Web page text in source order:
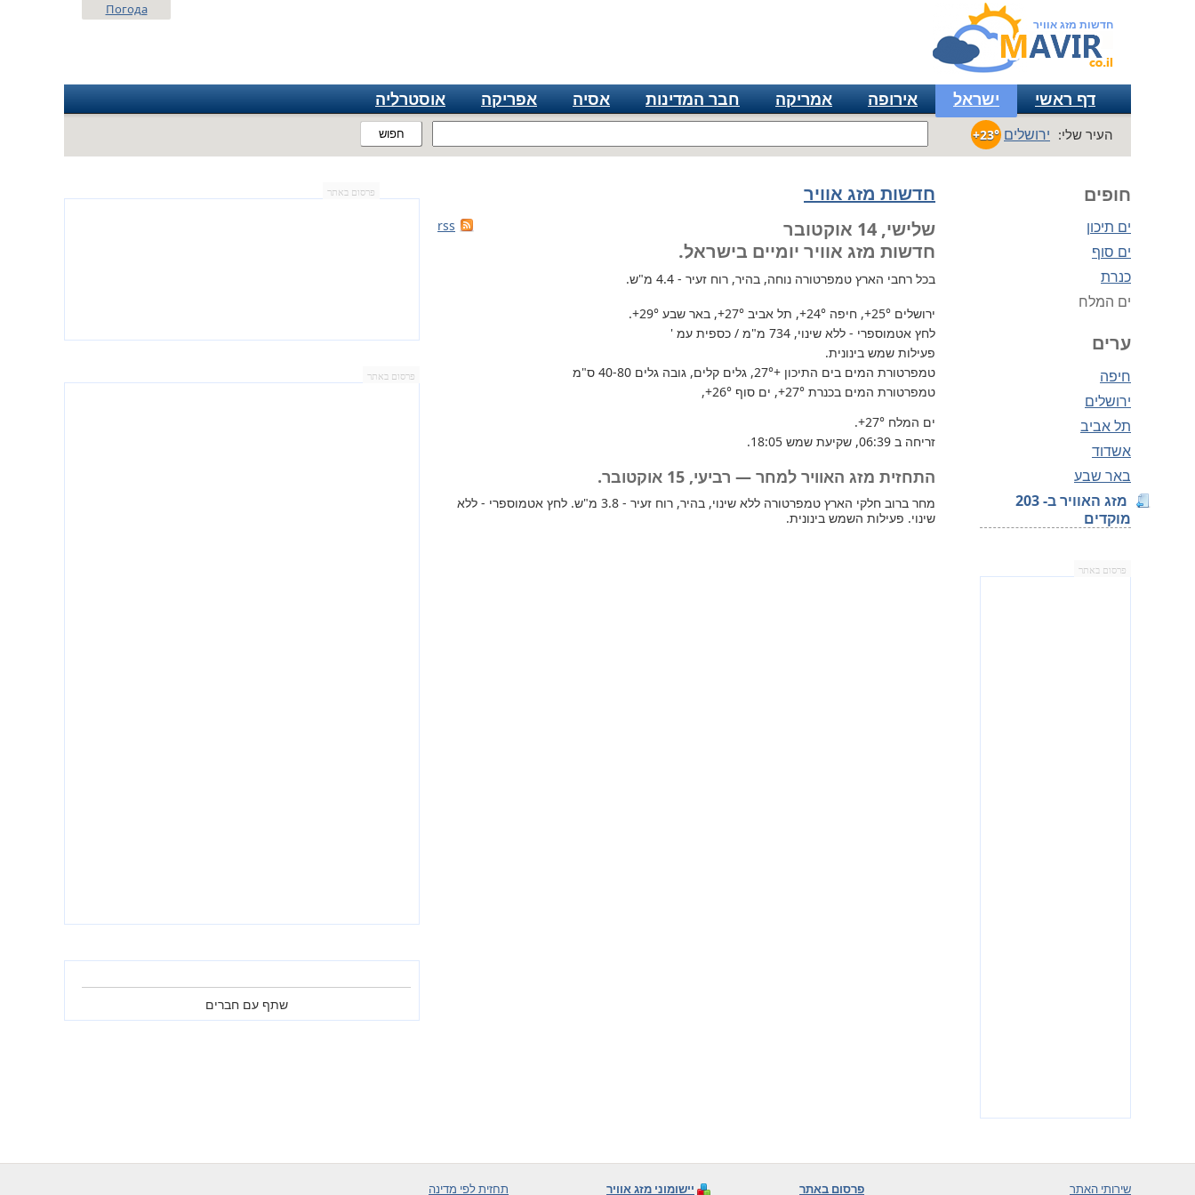
חדשות מזג אוויר
חפוש
Погода
דף ראשי ישראל אירופה אמריקה חבר המדינות אסיה אפריקה אוסטרליה
העיר שלי: ירושלים +23°
חופים
ים תיכון
ים סוף
כנרת
ים המלח
ערים
חיפה
ירושלים
תל אביב
אשדוד
באר שבע
מזג האוויר ב- 203
מוקדים
פרסום באתר
חדשות מזג אוויר
rss
שלישי, 14 אוקטובר
חדשות מזג אוויר יומיים בישראל.
בכל רחבי הארץ טמפרטורה נוחה, בהיר, רוח זעיר - 4.4 מ"ש.
ירושלים +25°, חיפה +24°, תל אביב +27°, באר שבע +29°
.
לחץ אטמוספרי - ללא שינוי, 734 מ"מ / כספית עמ '
פעילות שמש בינונית.
טמפרטורת המים בים התיכון +27°
, גלים קלים, גובה גלים 40-80 ס"מ
טמפרטורת המים בכנרת +27°, ים סוף +26°
,
ים המלח +27°
.
זריחה ב 06:39, שקיעת שמש 18:05.
התחזית מזג האוויר למחר — רביעי, 15 אוקטובר.
מחר ברוב חלקי הארץ טמפרטורה ללא שינוי, בהיר, רוח זעיר - 3.8 מ"ש. לחץ אטמוספרי - ללא
שינוי. פעילות השמש בינונית.
פרסום באתר
פרסום באתר
שתף עם חברים
שירותי האתר פרסום באתר יישומוני מזג אוויר תחזית לפי מדינה